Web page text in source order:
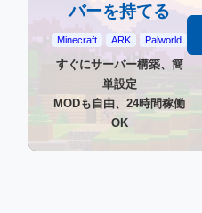
バーを持てる
Minecraft ARK Palworld
すぐにサーバー構築、簡
単設定
MODも自由、24時間稼働
OK